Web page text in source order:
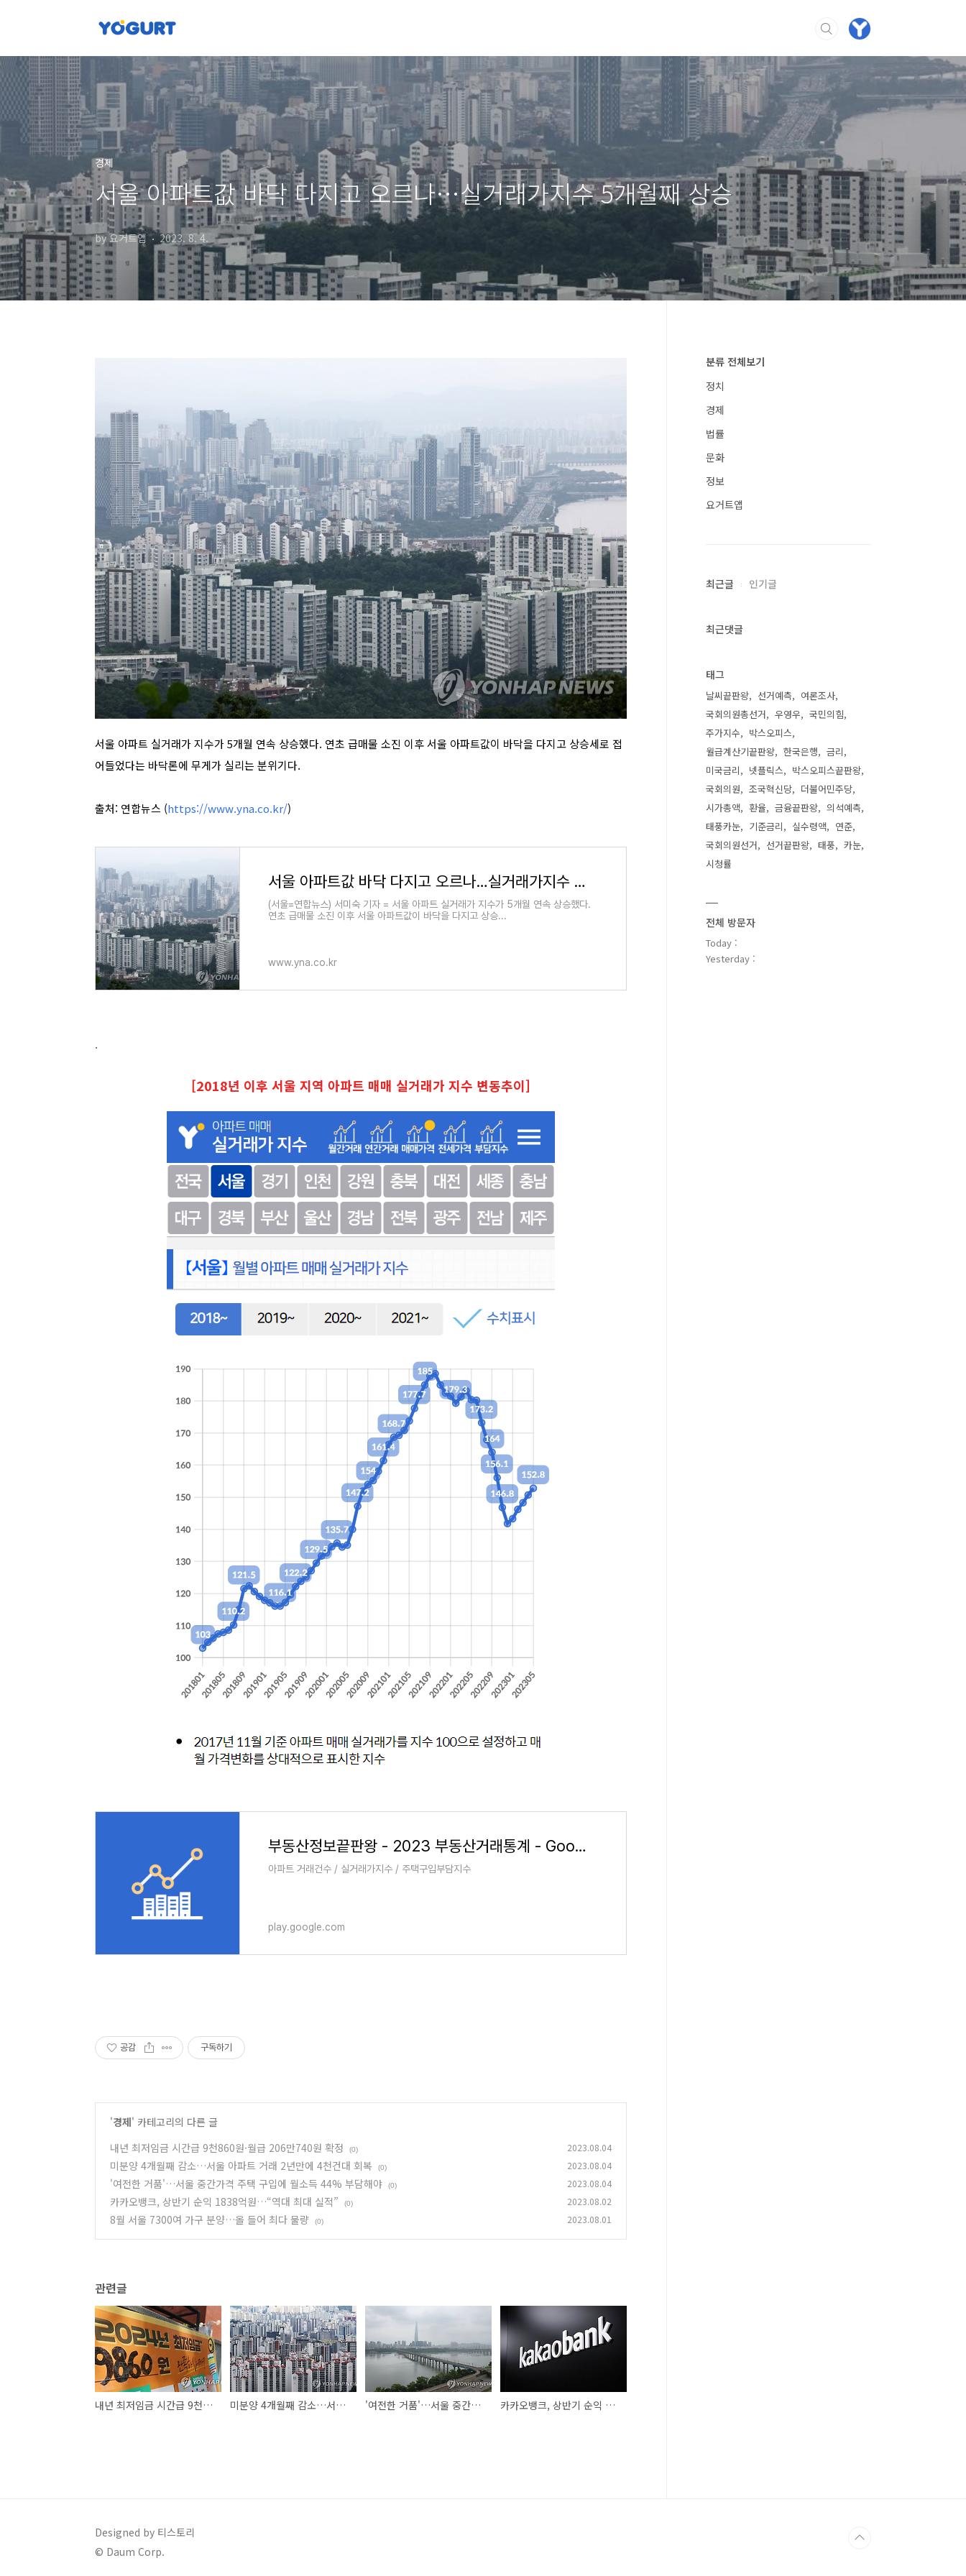
경제
서울 아파트값 바닥 다지고 오르나…실거래가지수 5개월째 상승
by 요거트앱 2023. 8. 4.
서울 아파트 실거래가 지수가 5개월 연속 상승했다. 연초 급매물 소진 이후 서울 아파트값이 바닥을 다지고 상승세로 접
어들었다는 바닥론에 무게가 실리는 분위기다.
출처: 연합뉴스 (https://www.yna.co.kr/)
서울 아파트값 바닥 다지고 오르나…실거래가지수 5개월째 상승 | 연합뉴스
(서울=연합뉴스) 서미숙 기자 = 서울 아파트 실거래가 지수가 5개월 연속 상승했다.
연초 급매물 소진 이후 서울 아파트값이 바닥을 다지고 상승...
www.yna.co.kr
.
[2018년 이후 서울 지역 아파트 매매 실거래가 지수 변동추이]
부동산정보끝판왕 - 2023 부동산거래통계 - Google Play 앱
아파트 거래건수 / 실거래가지수 / 주택구입부담지수
play.google.com
공감 구독하기
'경제' 카테고리의 다른 글
내년 최저임금 시간급 9천860원·월급 206만740원 확정
(0) 2023.08.04
미분양 4개월째 감소…서울 아파트 거래 2년만에 4천건대 회복 (0) 2023.08.04
'여전한 거품'…서울 중간가격 주택 구입에 월소득 44% 부담해야 (0) 2023.08.04
카카오뱅크, 상반기 순익 1838억원…“역대 최대 실적” (0) 2023.08.02
8월 서울 7300여 가구 분양…올 들어 최다 물량 (0) 2023.08.01
관련글
내년 최저임금 시간급 9천860원·월급 206만740원 확정 미분양 4개월째 감소…서울 아파트 거래 2년만에 4천건대 회복 '여전한 거품'…서울 중간가격 주택 구입에 월소득 44% 부담해야 카카오뱅크, 상반기 순익 1838억원…“역대 최대 실적”
분류 전체보기
정치
경제
법률
문화
정보
요거트앱
최근글 인기글
최근댓글
태그
날씨끝판왕 선거예측
여론조사
국회의원총선거
우영우
국민의힘
주가지수
박스오피스
월급계산기끝판왕
한국은행
금리
미국금리
넷플릭스
박스오피스끝판왕
국회의원
조국혁신당
더불어민주당
시가총액
환율 금융끝판왕
의석예측
태풍카눈
기준금리 실수령액
연준
국회의원선거
선거끝판왕 태풍
카눈
시청률
전체 방문자
Today :
Yesterday :
Designed by 티스토리
© Daum Corp.